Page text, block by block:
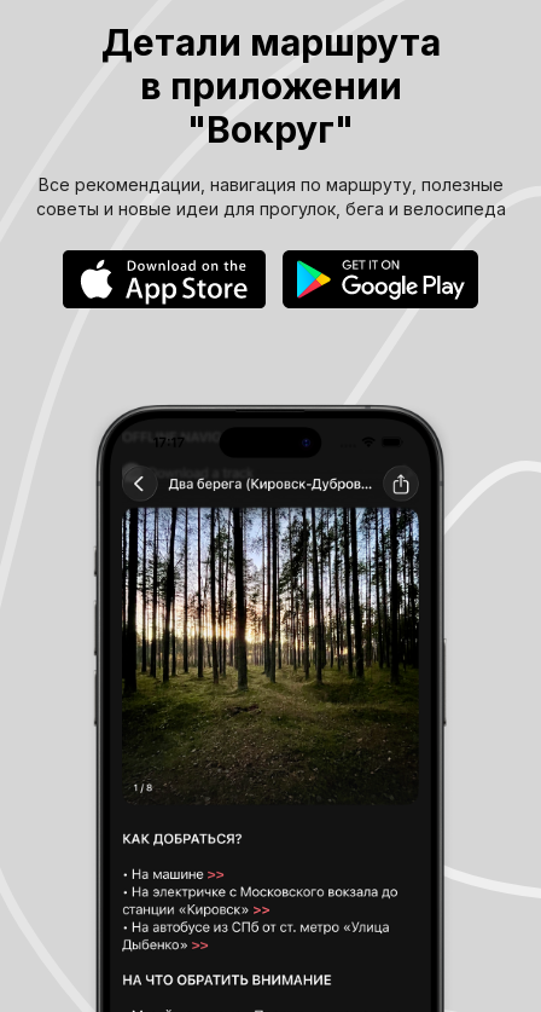
Детали маршрута
в приложении
"Вокруг"
Все рекомендации, навигация по маршруту, полезные
советы и новые идеи для прогулок, бега и велосипеда